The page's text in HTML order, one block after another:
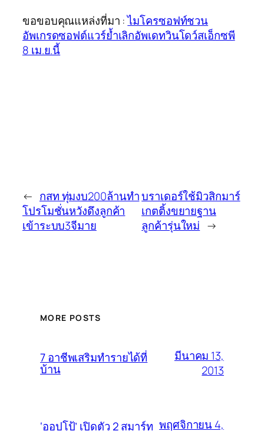
ขอขอบคุณแหล่งที่มา :ไมโครซอฟท์ชวน
อัพเกรดซอฟต์แวร์ย้ำเลิกอัพเดทวินโดว์สเอ็กซพี
8 เม.ย.นี้
← กสท ทุ่มงบ200ล้านทำ
โปรโมชั่นหวังดึงลูกค้า
เข้าระบบ3จีมาย
บราเดอร์ใช้มิวสิกมาร์
เกตติ้งขยายฐาน
ลูกค้ารุ่นใหม่ →
MORE POSTS
7 อาชีพเสริมทำรายได้ที่
บ้าน
มีนาคม 13,
2013
‘ออปโป้’ เปิดตัว 2 สมาร์ท พฤศจิกายน 4,